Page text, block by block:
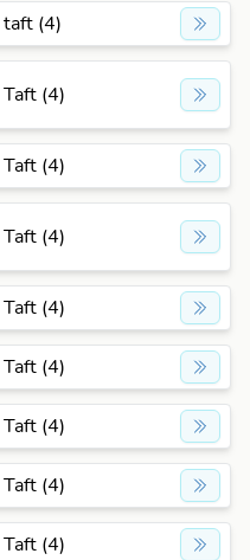
taft (4)
Taft (4)
Taft (4)
Taft (4)
Taft (4)
Taft (4)
Taft (4)
Taft (4)
Taft (4)